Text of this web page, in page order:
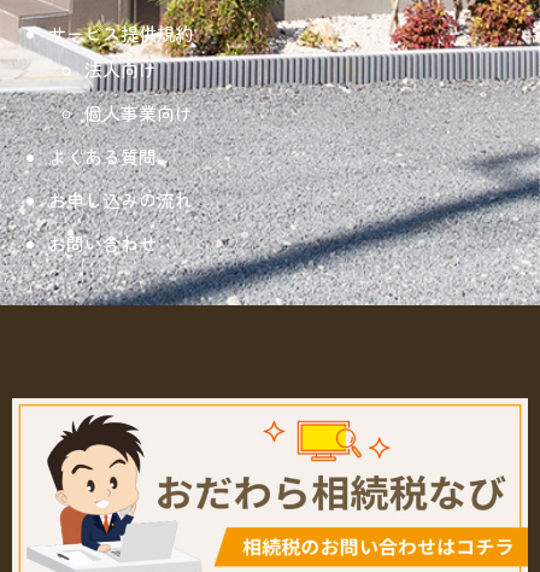
サービス提供規約
法人向け
個人事業向け
よくある質問
お申し込みの流れ
お問い合わせ